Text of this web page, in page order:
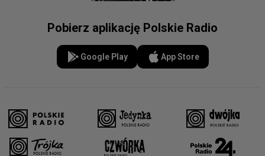
Pobierz aplikację Polskie Radio
Google Play App Store